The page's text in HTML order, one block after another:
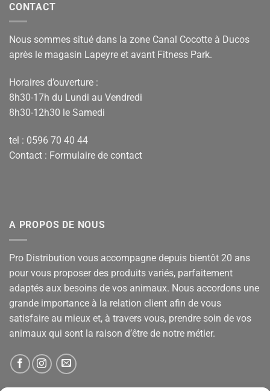
CONTACT
Nous sommes situé dans la zone Canal Cocotte à Ducos
après le magasin Lapeyre et avant Fitness Park.
Horaires d’ouverture :
8h30-17h du Lundi au Vendredi
8h30-12h30 le Samedi
tel : 0596 70 40 44
Contact : Formulaire de contact
A PROPOS DE NOUS
Pro Distribution vous accompagne depuis bientôt 20 ans
pour vous proposer des produits variés, parfaitement
adaptés aux besoins de vos animaux. Nous accordons une
grande importance à la relation client afin de vous
satisfaire au mieux et, à travers vous, prendre soin de vos
animaux qui sont la raison d’être de notre métier.